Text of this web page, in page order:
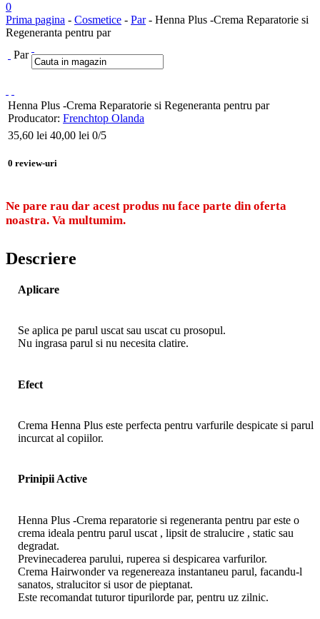
0
Prima pagina - Cosmetice - Par- Henna Plus -Crema Reparatorie si
Regeneranta pentru par
Par
Henna Plus -Crema Reparatorie si Regeneranta pentru par
Producator: Frenchtop Olanda
35,60 lei 40,00 lei 0/5
0 review-uri
Ne pare rau dar acest produs nu face parte din oferta
noastra. Va multumim.
Descriere
Aplicare
Se aplica pe parul uscat sau uscat cu prosopul.
Nu ingrasa parul si nu necesita clatire.
Efect
Crema Henna Plus este perfecta pentru varfurile despicate si parul
incurcat al copiilor.
Prinipii Active
Henna Plus -Crema reparatorie si regeneranta pentru par este o
crema ideala pentru parul uscat , lipsit de stralucire , static sau
degradat.
Previnecaderea parului, ruperea si despicarea varfurilor.
Crema Hairwonder va regenereaza instantaneu parul, facandu-l
sanatos, stralucitor si usor de pieptanat.
Este recomandat tuturor tipurilorde par, pentru uz zilnic.